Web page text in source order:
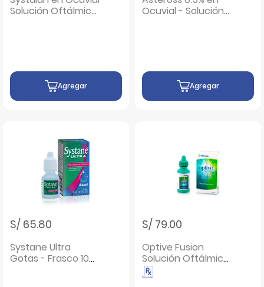
Solución Oftálmica
Agregar
Ocuvial - Solución
Agregar
S/ 65.80
Systane Ultra
Gotas - Frasco 10
S/ 79.00
Optive Fusion
Solución Oftálmica
- Frasco 15 ML